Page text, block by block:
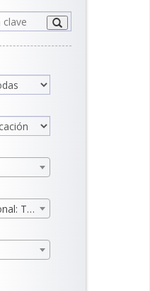
Autor Institucional: Todos